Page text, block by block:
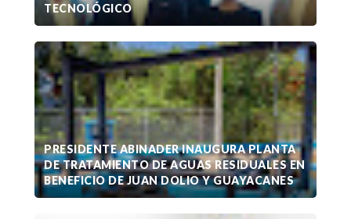
TECNOLÓGICO
PRESIDENTE ABINADER INAUGURA PLANTA
DE TRATAMIENTO DE AGUAS RESIDUALES EN
BENEFICIO DE JUAN DOLIO Y GUAYACANES